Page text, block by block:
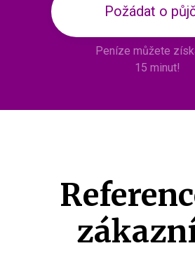
Požádat o
Peníze můžete
15 minut!